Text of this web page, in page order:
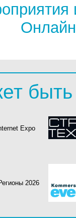
Онлайн
быть
Expo
2026